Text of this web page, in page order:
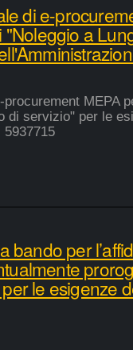
di e-
a
MEPA
di servizio" per le
5937715
bando per
le esigenze